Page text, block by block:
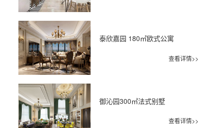
泰欣嘉园 180㎡欧式公寓
查看详情>>
御沁园300㎡法式别墅
查看详情>>